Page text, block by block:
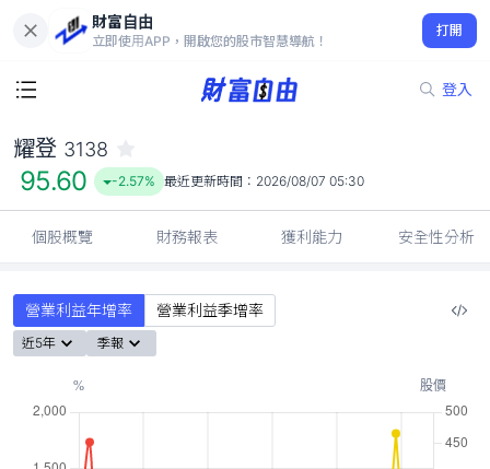
財富自由
立即使用APP，開啟您的股市智慧導航！
打開
登入
95.60
-2.57%
耀登 3138
95.60 -2.57% 最近更新時間： 2026/08/07 05:30
個股概覽 財務報表 獲利能力 安全性分析
營業利益年增率 營業利益季增率
近5年 季報